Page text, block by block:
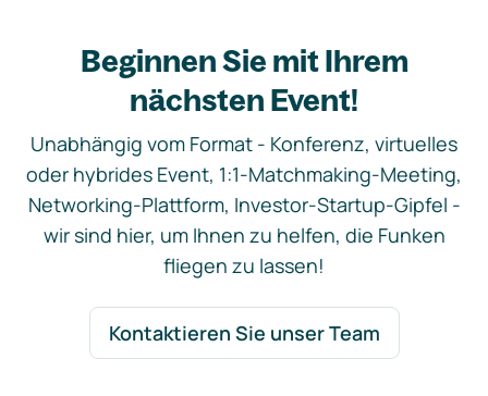
Beginnen Sie mit Ihrem
nächsten Event!
Unabhängig vom Format - Konferenz, virtuelles
oder hybrides Event, 1:1-Matchmaking-Meeting,
Networking-Plattform, Investor-Startup-Gipfel -
wir sind hier, um Ihnen zu helfen, die Funken
fliegen zu lassen!
Kontaktieren Sie unser Team